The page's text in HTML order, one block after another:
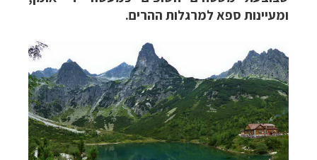
ומעיינות ספא למרגלות ההרים.